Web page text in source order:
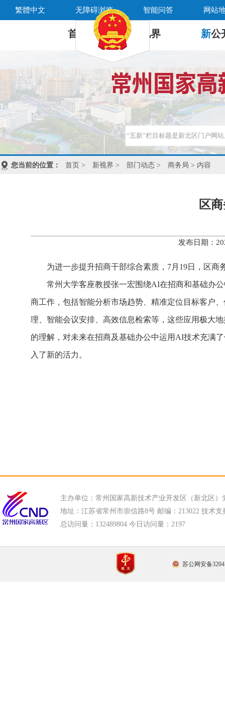
繁體中文 无障碍浏览 智能问答 网站
首 页 新 视界 新公
您当前的位置： 首页 > 新视界 > 部门动态 > 商务局 > 内容
区
发布日期：
为进一步提升招商干部综合素质，7月19日，区
常州大学客座教授张一宏围绕AI在招商和基础办
商工作，包括智能分析市场趋势、精准定位目标客户
理、智能会议安排、高效信息检索等，这些应用极大
的理解，对未来在招商及基础办公中运用AI技术充满
入了新的活力。
主办单位：常州国家高新技术产业开发区（新北区）
地址：江苏省常州市崇信路8号 邮编：213022 技术支
总访问量： 132489804 今日访问量： 2197
苏公网安备